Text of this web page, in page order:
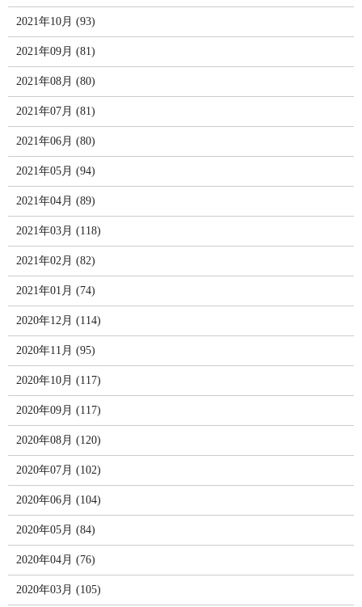
2021年10月 (93)
2021年09月 (81)
2021年08月 (80)
2021年07月 (81)
2021年06月 (80)
2021年05月 (94)
2021年04月 (89)
2021年03月 (118)
2021年02月 (82)
2021年01月 (74)
2020年12月 (114)
2020年11月 (95)
2020年10月 (117)
2020年09月 (117)
2020年08月 (120)
2020年07月 (102)
2020年06月 (104)
2020年05月 (84)
2020年04月 (76)
2020年03月 (105)